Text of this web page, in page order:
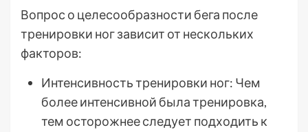
Вопрос о целесообразности бега после
тренировки ног зависит от нескольких
факторов:
Интенсивность тренировки ног: Чем
более интенсивной была тренировка,
тем осторожнее следует подходить к